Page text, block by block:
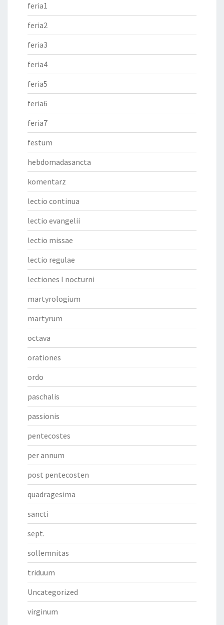
feria1
feria2
feria3
feria4
feria5
feria6
feria7
festum
hebdomadasancta
komentarz
lectio continua
lectio evangelii
lectio missae
lectio regulae
lectiones I nocturni
martyrologium
martyrum
octava
orationes
ordo
paschalis
passionis
pentecostes
per annum
post pentecosten
quadragesima
sancti
sept.
sollemnitas
triduum
Uncategorized
virginum